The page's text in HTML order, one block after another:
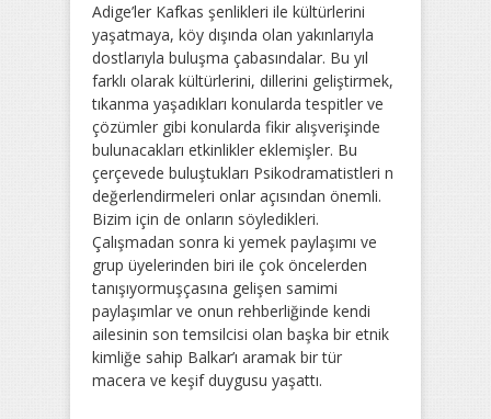
Adige’ler Kafkas şenlikleri ile kültürlerini
yaşatmaya, köy dışında olan yakınlarıyla
dostlarıyla buluşma çabasındalar. Bu yıl
farklı olarak kültürlerini, dillerini geliştirmek,
tıkanma yaşadıkları konularda tespitler ve
çözümler gibi konularda fikir alışverişinde
bulunacakları etkinlikler eklemişler. Bu
çerçevede buluştukları Psikodramatistleri n
değerlendirmeleri onlar açısından önemli.
Bizim için de onların söyledikleri.
Çalışmadan sonra ki yemek paylaşımı ve
grup üyelerinden biri ile çok öncelerden
tanışıyormuşçasına gelişen samimi
paylaşımlar ve onun rehberliğinde kendi
ailesinin son temsilcisi olan başka bir etnik
kimliğe sahip Balkar’ı aramak bir tür
macera ve keşif duygusu yaşattı.